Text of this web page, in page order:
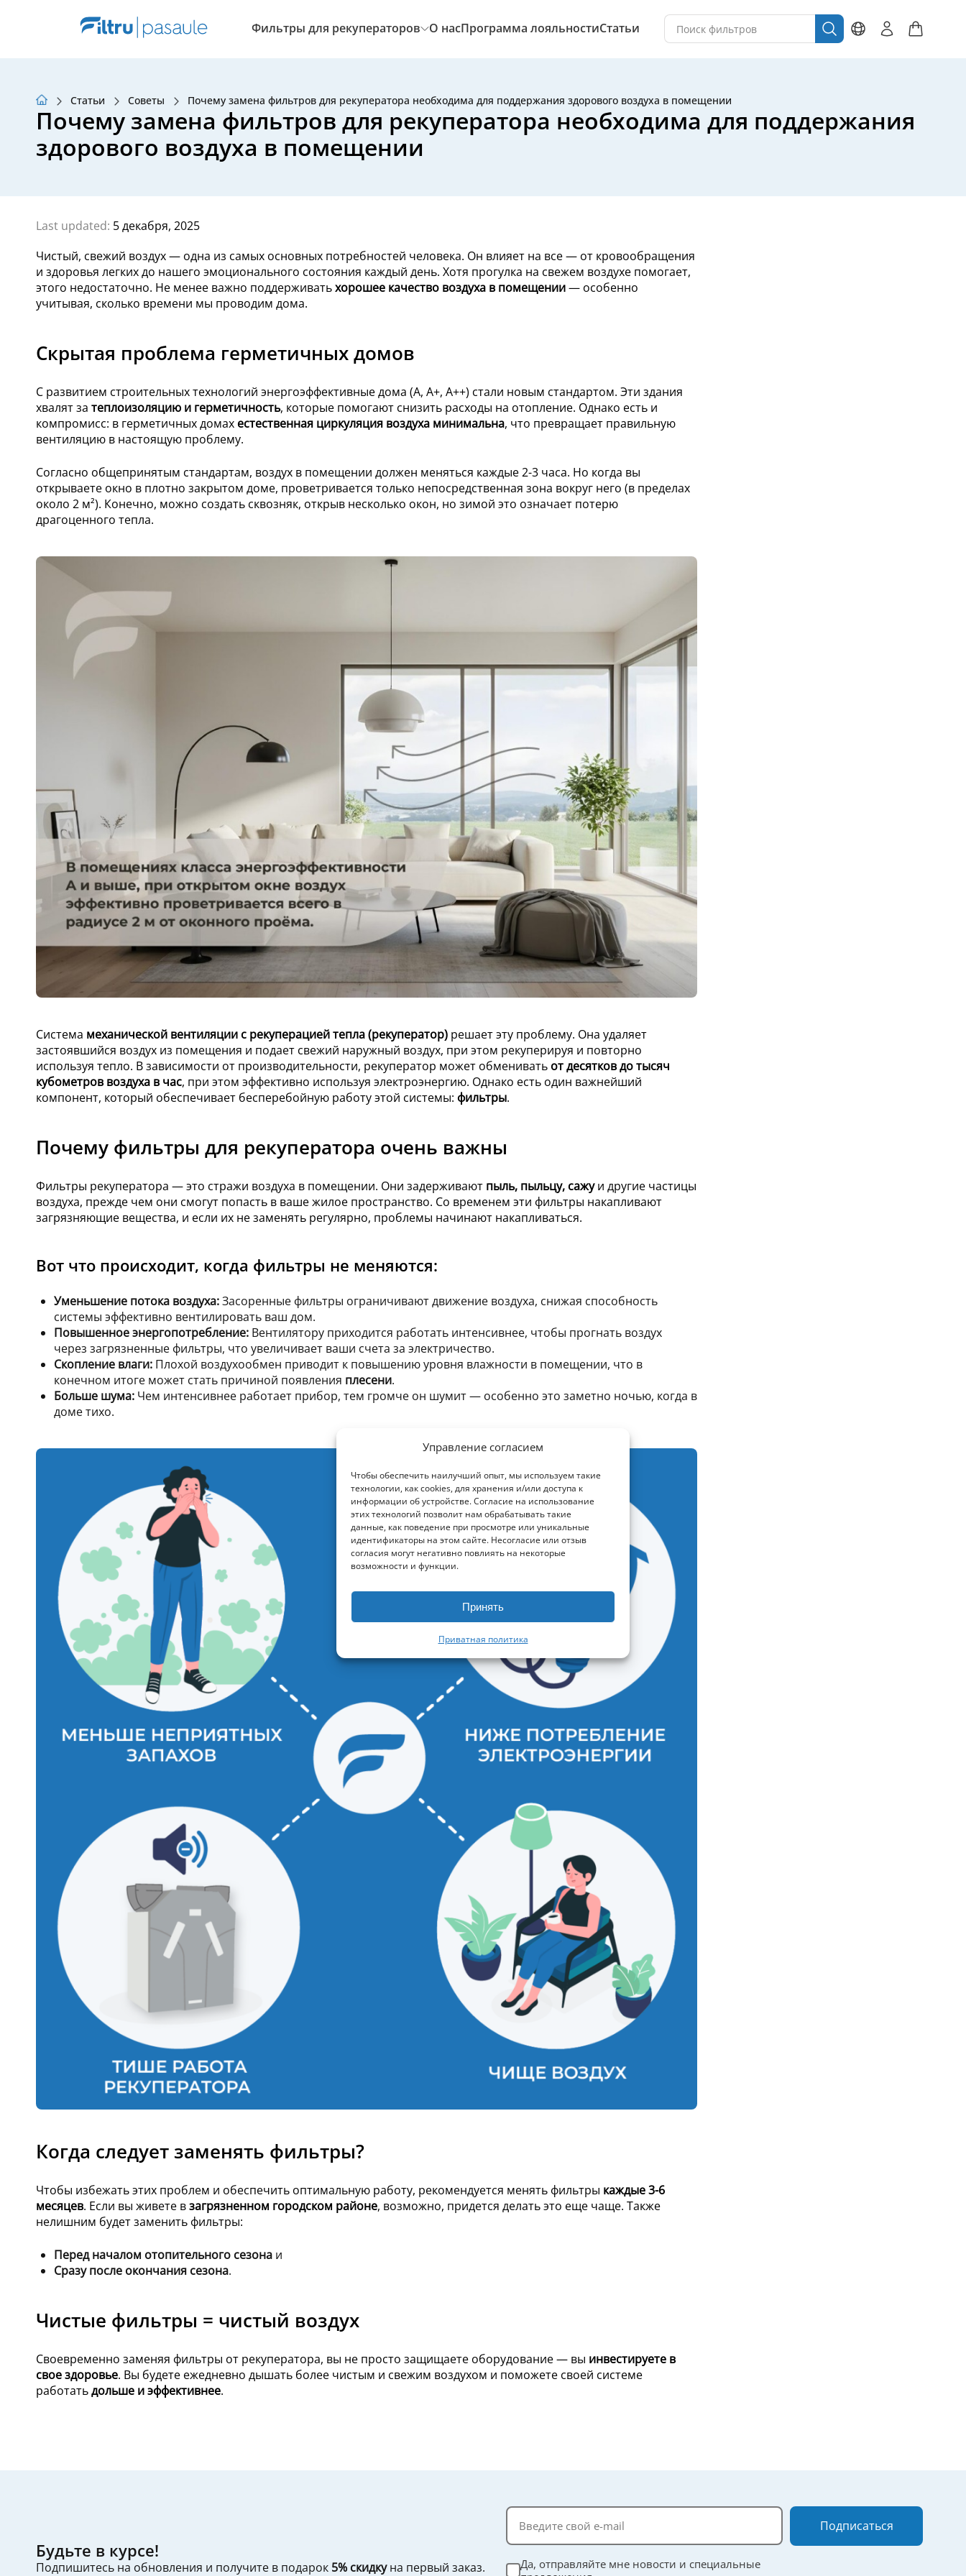
Управление согласием
Чтобы обеспечить наилучший опыт, мы используем такие
технологии, как cookies, для хранения и/или доступа к
информации об устройстве. Согласие на использование
этих технологий позволит нам обрабатывать такие
данные, как поведение при просмотре или уникальные
идентификаторы на этом сайте. Несогласие или отзыв
согласия могут негативно повлиять на некоторые
возможности и функции.
Принять
Приватная политика
Фильтры для рекуператоров О насПрограмма лояльностиСтатьи
Программа лояльности
Статьи Советы Почему замена фильтров для рекуператора необходима для поддержания здорового воздуха в помещении
Почему замена фильтров для рекуператора необходима для поддержания
здорового воздуха в помещении
Last updated: 5 декабря, 2025
Чистый, свежий воздух — одна из самых основных потребностей человека. Он влияет на все — от кровообращения
и здоровья легких до нашего эмоционального состояния каждый день. Хотя прогулка на свежем воздухе помогает,
этого недостаточно. Не менее важно поддерживатьхорошее качество воздуха в помещении— особенно
учитывая, сколько времени мы проводим дома.
Скрытая проблема герметичных домов
С развитием строительных технологий энергоэффективные дома (A, A+, A++) стали новым стандартом. Эти здания
хвалят за теплоизоляцию и герметичность, которые помогают снизить расходы на отопление. Однако есть и
компромисс: в герметичных домах естественная циркуляция воздуха минимальна, что превращает правильную
вентиляцию в настоящую проблему.
Согласно общепринятым стандартам, воздух в помещении должен меняться каждые 2-3 часа. Но когда вы
открываете окно в плотно закрытом доме, проветривается только непосредственная зона вокруг него (в пределах
около 2 м²). Конечно, можно создать сквозняк, открыв несколько окон, но зимой это означает потерю
драгоценного тепла.
Система механической вентиляции с рекуперацией тепла (рекуператор) решает эту проблему. Она удаляет
застоявшийся воздух из помещения и подает свежий наружный воздух, при этом рекуперируя и повторно
используя тепло. В зависимости от производительности, рекуператор может обменивать от десятков до тысяч
кубометров воздуха в час, при этом эффективно используя электроэнергию. Однако есть один важнейший
компонент, который обеспечивает бесперебойную работу этой системы: фильтры.
Почему фильтры для рекуператора очень важны
Фильтры рекуператора — это стражи воздуха в помещении. Они задерживают пыль, пыльцу, сажуи другие частицы
воздуха, прежде чем они смогут попасть в ваше жилое пространство. Со временем эти фильтры накапливают
загрязняющие вещества, и если их не заменять регулярно, проблемы начинают накапливаться.
Вот что происходит, когда фильтры не меняются:
Уменьшение потока воздуха:Засоренные фильтры ограничивают движение воздуха, снижая способность
системы эффективно вентилировать ваш дом.
Повышенное энергопотребление: Вентилятору приходится работать интенсивнее, чтобы прогнать воздух
через загрязненные фильтры, что увеличивает ваши счета за электричество.
Скопление влаги: Плохой воздухообмен приводит к повышению уровня влажности в помещении, что в
конечном итоге может стать причиной появления плесени.
Больше шума: Чем интенсивнее работает прибор, тем громче он шумит — особенно это заметно ночью, когда в
доме тихо.
Когда следует заменять фильтры?
Чтобы избежать этих проблем и обеспечить оптимальную работу, рекомендуется менять фильтры каждые 3-6
месяцев. Если вы живете взагрязненном городском районе, возможно, придется делать это еще чаще. Также
нелишним будет заменить фильтры:
Перед началом отопительного сезона и
Сразу после окончания сезона.
Чистые фильтры = чистый воздух
Своевременно заменяя фильтры от рекуператора, вы не просто защищаете оборудование — вы инвестируете в
свое здоровье. Вы будете ежедневно дышать более чистым и свежим воздухом и поможете своей системе
работатьдольше и эффективнее.
Будьте в курсе!
Подпишитесь на обновления и получите в подарок 5% скидкуна первый заказ.
Да, отправляйте мне новости и специальные
Подписаться